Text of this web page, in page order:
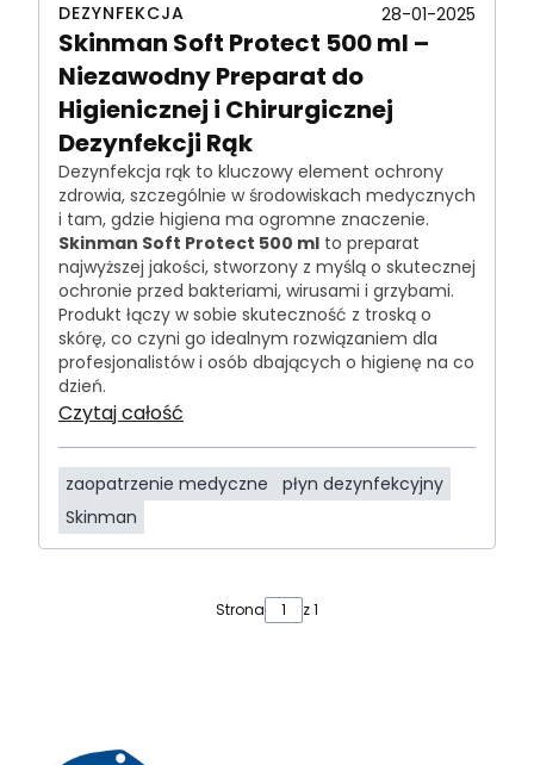
DEZYNFEKCJA 28-01-2025
Skinman Soft Protect 500 ml –
Niezawodny Preparat do
Higienicznej i Chirurgicznej
Dezynfekcji Rąk
Dezynfekcja rąk to kluczowy element ochrony
zdrowia, szczególnie w środowiskach medycznych
i tam, gdzie higiena ma ogromne znaczenie.
Skinman Soft Protect 500 ml to preparat
najwyższej jakości, stworzony z myślą o skutecznej
ochronie przed bakteriami, wirusami i grzybami.
Produkt łączy w sobie skuteczność z troską o
skórę, co czyni go idealnym rozwiązaniem dla
profesjonalistów i osób dbających o higienę na co
dzień.
Czytaj całość
zaopatrzenie medyczne
płyn dezynfekcyjny
Skinman
Strona z 1